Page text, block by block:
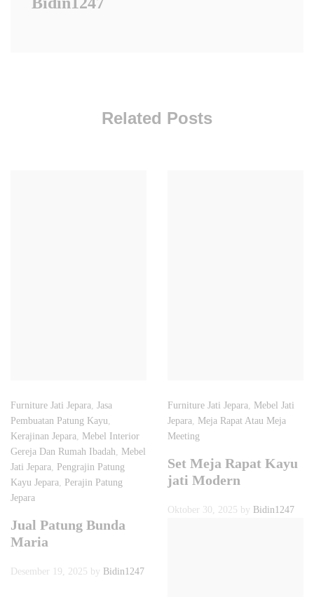
Related Posts
Furniture Jati Jepara, Jasa
Pembuatan Patung Kayu,
Kerajinan Jepara, Mebel Interior
Gereja Dan Rumah Ibadah, Mebel
Jati Jepara, Pengrajin Patung
Kayu Jepara, Perajin Patung
Jepara
Jual Patung Bunda
Maria
Desember 19, 2025 by Bidin1247
Furniture Jati Jepara, Mebel Jati
Jepara, Meja Rapat Atau Meja
Meeting
Set Meja Rapat Kayu
jati Modern
Oktober 30, 2025 by Bidin1247